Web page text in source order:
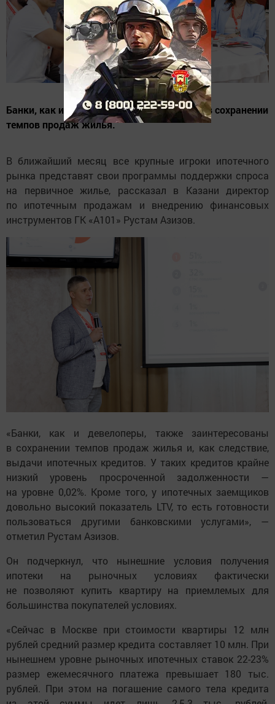
Банки, как и девелоперы, заинтересованы в сохранении
темпов продаж жилья.
В ближайший месяц все крупные игроки ипотечного
рынка представят свои программы поддержки спроса
на первичное жилье, рассказал в Казани директор
по ипотечным продажам и внедрению финансовых
инструментов ГК «А101» Рустам Азизов.
«Банки, как и девелоперы, также заинтересованы
в сохранении темпов продаж жилья и, как следствие,
выдачи ипотечных кредитов. У таких кредитов крайне
низкий уровень просроченной задолженности —
на уровне 0,02%. Кроме того, у ипотечных заемщиков
довольно высокий показатель LTV, то есть готовности
пользоваться другими банковскими услугами», —
отметил Рустам Азизов.
Он подчеркнул, что нынешние условия получения
ипотеки на рыночных условиях фактически
не позволяют купить квартиру на приемлемых для
большинства покупателей условиях.
«Сейчас в Москве при стоимости квартиры 12 млн
рублей средний размер кредита составляет 10 млн. При
нынешнем уровне рыночных ипотечных ставок 22-23%
размер ежемесячного платежа превышает 180 тыс.
рублей. При этом на погашение самого тела кредита